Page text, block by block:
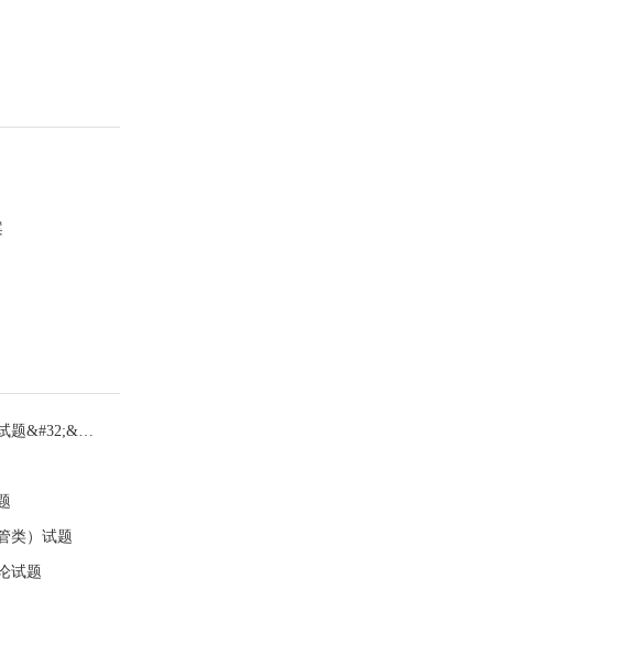
全国2024年4月自学考试经济法概论（财经类）试题&#32;&#32;
类）试题
试题